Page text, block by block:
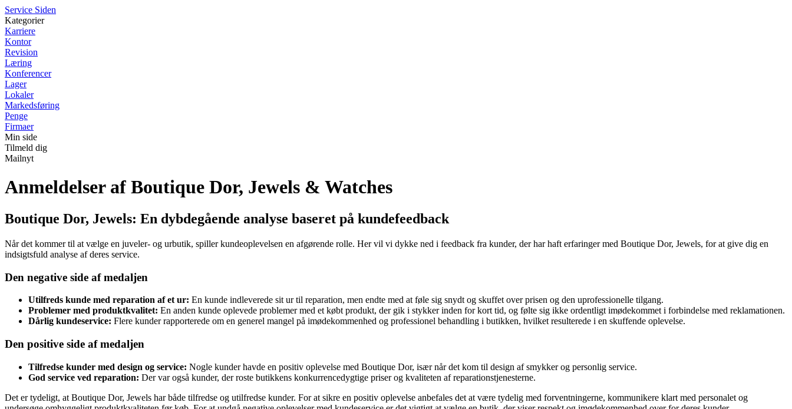
Service Siden
Kategorier
Karriere
Kontor
Revision
Læring
Konferencer
Lager
Lokaler
Markedsføring
Penge
Firmaer
Min side
Tilmeld dig
Mailnyt
Anmeldelser af Boutique Dor, Jewels & Watches
Boutique Dor, Jewels: En dybdegående analyse baseret på kundefeedback
Når det kommer til at vælge en juveler- og urbutik, spiller kundeoplevelsen en afgørende rolle. Her vil vi dykke ned i feedback fra kunder, der har haft erfaringer med Boutique Dor, Jewels, for at give dig en
indsigtsfuld analyse af deres service.
Den negative side af medaljen
Utilfreds kunde med reparation af et ur: En kunde indleverede sit ur til reparation, men endte med at føle sig snydt og skuffet over prisen og den uprofessionelle tilgang.
Problemer med produktkvalitet: En anden kunde oplevede problemer med et købt produkt, der gik i stykker inden for kort tid, og følte sig ikke ordentligt imødekommet i forbindelse med reklamationen.
Dårlig kundeservice: Flere kunder rapporterede om en generel mangel på imødekommenhed og professionel behandling i butikken, hvilket resulterede i en skuffende oplevelse.
Den positive side af medaljen
Tilfredse kunder med design og service: Nogle kunder havde en positiv oplevelse med Boutique Dor, især når det kom til design af smykker og personlig service.
God service ved reparation: Der var også kunder, der roste butikkens konkurrencedygtige priser og kvaliteten af reparationstjenesterne.
Det er tydeligt, at Boutique Dor, Jewels har både tilfredse og utilfredse kunder. For at sikre en positiv oplevelse anbefales det at være tydelig med forventningerne, kommunikere klart med personalet og